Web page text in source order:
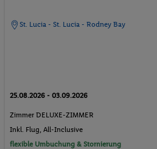
St. Lucia - St. Lucia - Rodney Bay
25.08.2026 - 03.09.2026
Zimmer DELUXE-ZIMMER
Inkl. Flug, All-Inclusive
flexible Umbuchung & Stornierung